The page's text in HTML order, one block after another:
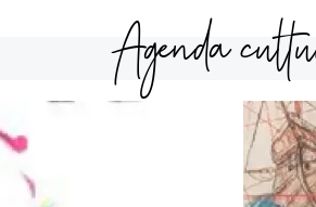
Agenda